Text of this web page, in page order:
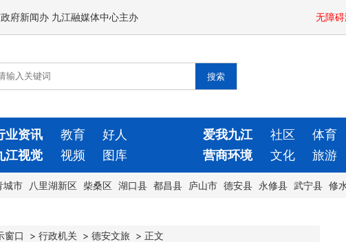
府新闻办 九江融媒体中心主办 无障
业资讯 教育 好人 爱我九江 社区 体育
江视觉 视频 图库 营商环境 文化 旅游
城市 八里湖新区 柴桑区 湖口县 都昌县 庐山市 德安县 永修县 武宁县 修
窗口 > 行政机关 > 德安文旅 > 正文